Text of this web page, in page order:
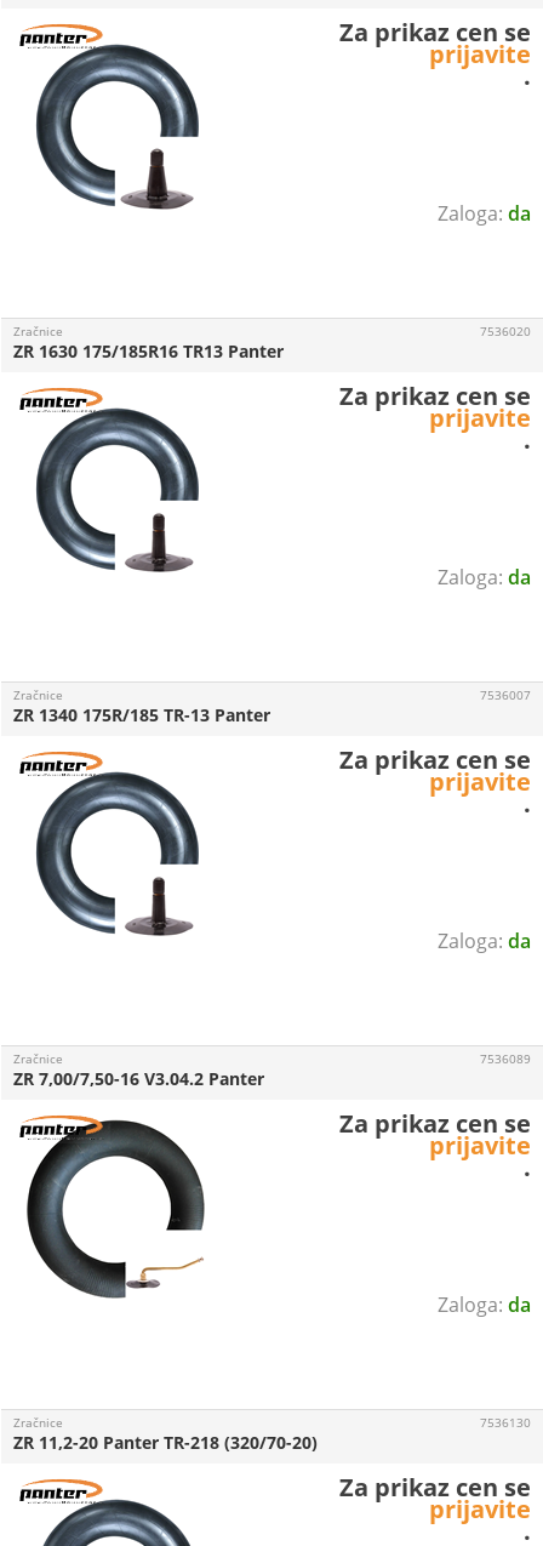
da
Za prikaz cen se
prijavite
.
da
Zračnice
ZR 1630 175/185R16 TR13 Panter
7536020
Za prikaz cen se
prijavite
.
da
Zračnice
ZR 1340 175R/185 TR-13 Panter
7536007
Za prikaz cen se
prijavite
.
da
Zračnice
ZR 7,00/7,50-16 V3.04.2 Panter
7536089
Za prikaz cen se
prijavite
.
Zračnice
ZR 11,2-20 Panter TR-218 (320/70-20)
7536130
Za prikaz cen se
prijavite
.